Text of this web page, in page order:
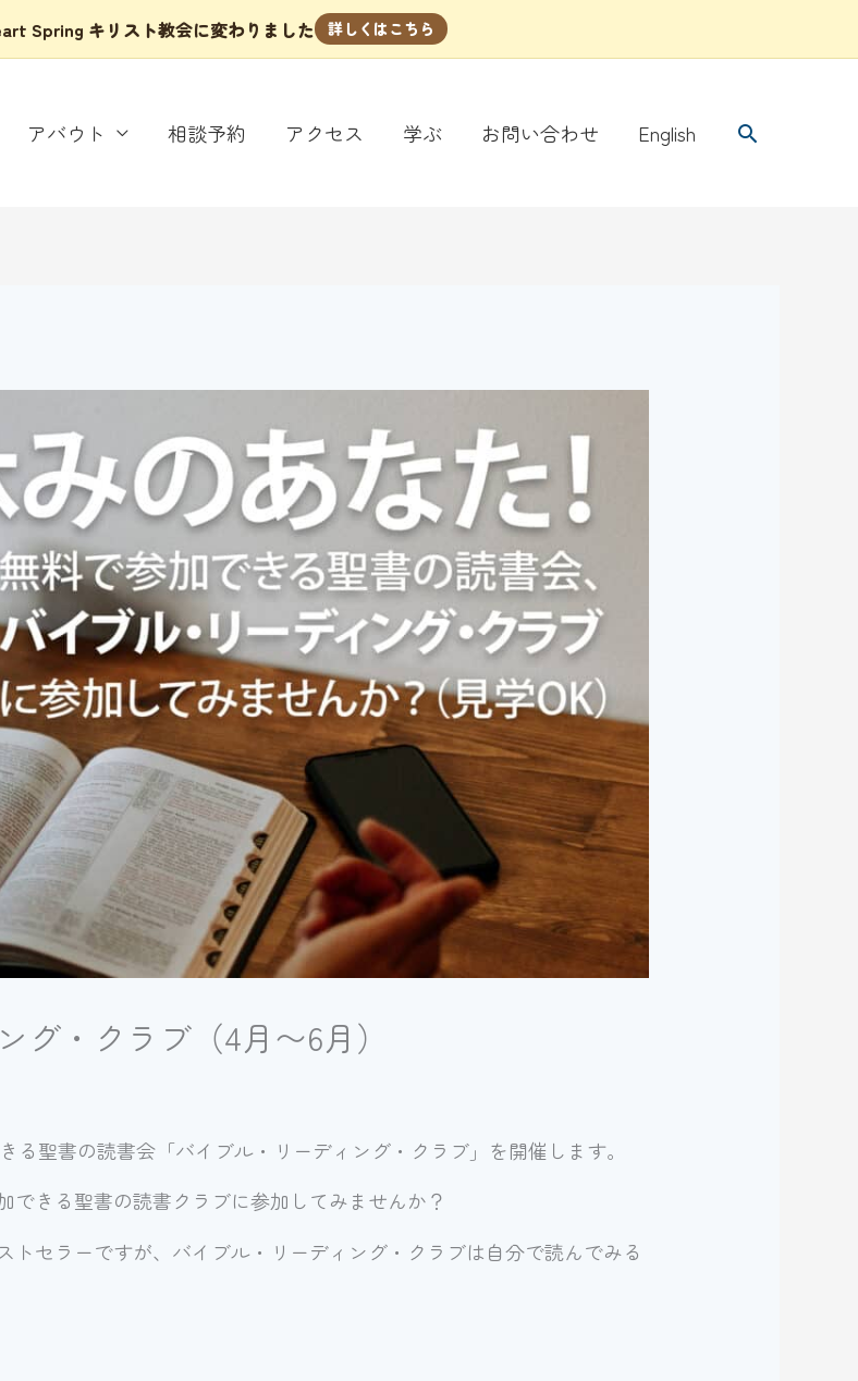
Spring キリスト教会に変わりました 詳しくはこちら
アバウト 相談予約 アクセス 学ぶ お問い合わせ English 検
索
・クラブ（4月〜6月）
る聖書の読書会「バイブル・リーディング・クラブ」を開催します。
できる聖書の読書クラブに参加してみませんか？
セラーですが、バイブル・リーディング・クラブは自分で読んでみる